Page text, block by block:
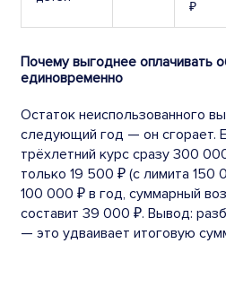
₽
Почему выгоднее оплачивать
единовременно
Остаток неиспользованного
следующий год — он сгорает.
трёхлетний курс сразу 300
только 19 500 ₽ (с лимита 150
100 000 ₽ в год, суммарный
составит 39 000 ₽. Вывод:
— это удваивает итоговую